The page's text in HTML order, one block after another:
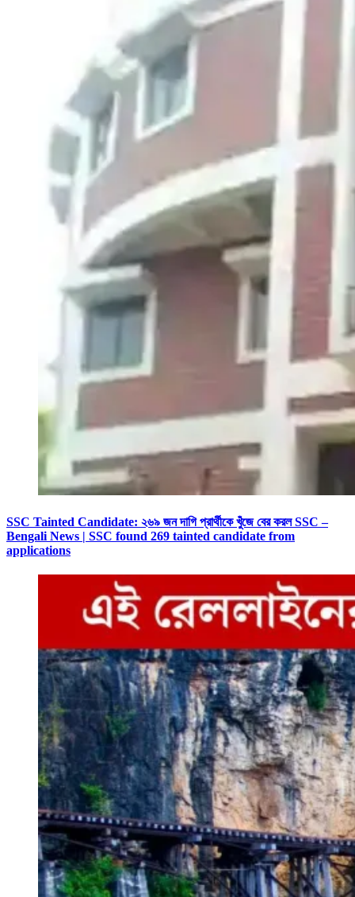
SSC Tainted Candidate: ২৬৯ জন দাগি প্রার্থীকে খুঁজে বের করল SSC –
Bengali News | SSC found 269 tainted candidate from
applications